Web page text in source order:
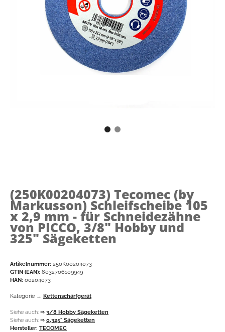
(250K00204073) Tecomec (by
Markusson) Schleifscheibe 105
x 2,9 mm - für Schneidezähne
von PICCO, 3/8" Hobby und
325" Sägeketten
Artikelnummer: 250K00204073
GTIN (EAN): 8032706109949
HAN: 00204073
Kategorie → Kettenschärfgerät
Siehe auch: ⇒ 3/8 Hobby Sägeketten
Siehe auch: ⇒ 0,325" Sägeketten
Hersteller: TECOMEC